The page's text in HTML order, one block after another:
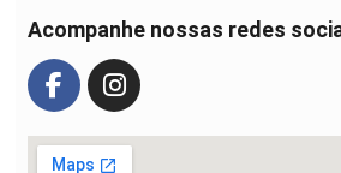
Acompanhe nossas redes